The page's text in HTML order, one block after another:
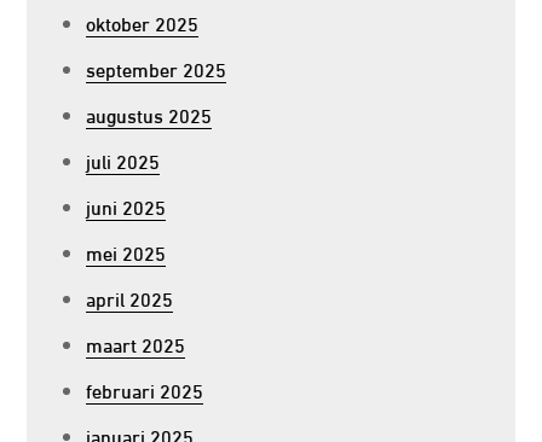
oktober 2025
september 2025
augustus 2025
juli 2025
juni 2025
mei 2025
april 2025
maart 2025
februari 2025
januari 2025